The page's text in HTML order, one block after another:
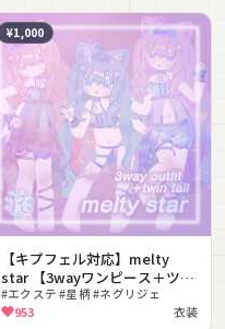
¥1,000
【キプフェル対応】melty
star 【3wayワンピース＋ツイ
ンエクステ】
#エクステ #星柄 #ネグリジェ
953 衣装